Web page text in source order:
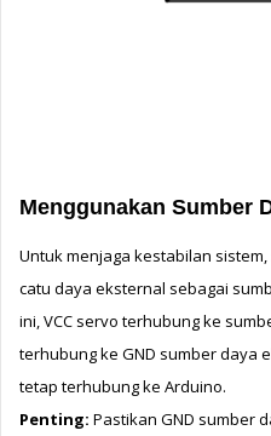
Menggunakan Sumber
Untuk menjaga kestabilan
catu daya eksternal sebagai
ini, VCC servo terhubung ke
terhubung ke GND sumber daya
tetap terhubung ke Arduino.
Penting: Pastikan GND sumber